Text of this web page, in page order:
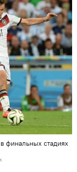
финальных стадиях